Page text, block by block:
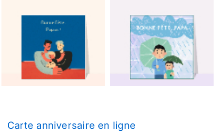
Carte anniversaire en ligne